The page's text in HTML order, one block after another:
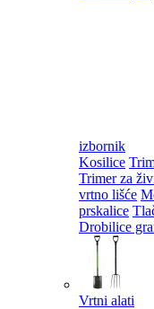
izbornik
Kosilice
Trimer za
vrtno lišće
prskalice
Drobilice
Vrtni alati